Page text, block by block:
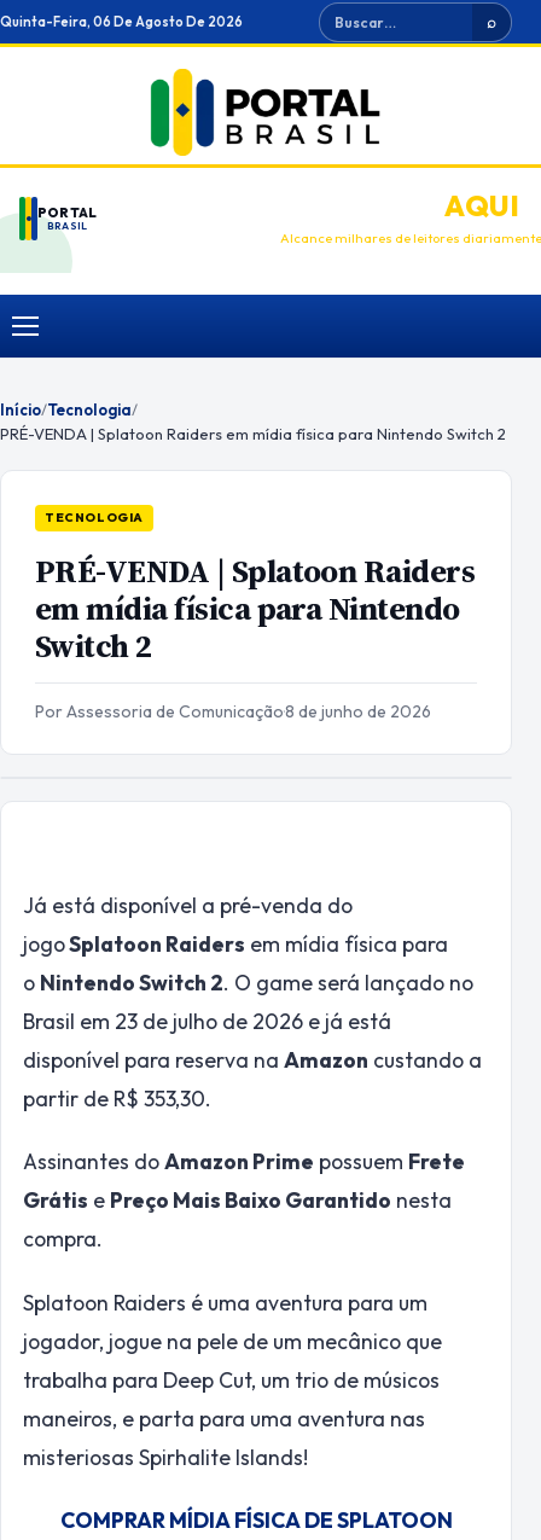
Ir
para
Quinta-Feira, 06 De Agosto De 2026 Buscar ⌕
PORTAL
BRASIL
ANUNCIEAQUI
Alcance milhares de leitores diariamente
Menu
Início/Tecnologia/
PRÉ-VENDA | Splatoon Raiders em mídia física para Nintendo Switch 2
TECNOLOGIA
PRÉ-VENDA | Splatoon Raiders
em mídia física para Nintendo
Switch 2
Por Assessoria de Comunicação·8 de junho de 2026
Já está disponível a pré-venda do
jogoSplatoon Raiders em mídia física para
o Nintendo Switch 2. O game será lançado no
Brasil em 23 de julho de 2026 e já está
disponível para reserva na Amazon custando a
partir de R$ 353,30.
Assinantes doAmazon Prime possuem Frete
Grátis e Preço Mais Baixo Garantido nesta
compra.
Splatoon Raiders é uma aventura para um
jogador, jogue na pele de um mecânico que
trabalha para Deep Cut, um trio de músicos
maneiros, e parta para uma aventura nas
misteriosas Spirhalite Islands!
COMPRAR MÍDIA FÍSICA DE SPLATOON